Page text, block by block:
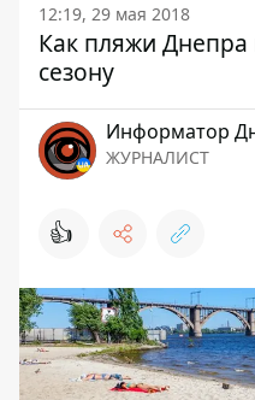
12:19, 29 мая 2018
Как пляжи Днепра
сезону
Информатор
ЖУРНАЛИСТ
👍